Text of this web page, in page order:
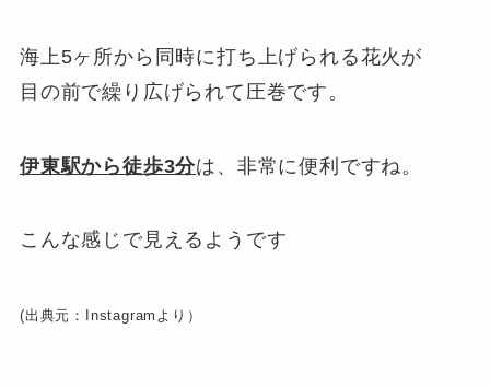
海上5ヶ所から同時に打ち上げられる花火が
目の前で繰り広げられて圧巻です。
伊東駅から徒歩3分は、非常に便利ですね。
こんな感じで見えるようです
(出典元：Instagramより）